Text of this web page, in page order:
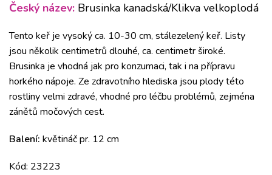
Český název: Brusinka kanadská/Klikva velkoplodá
Tento keř je vysoký ca. 10-30 cm, stálezelený keř. Listy
jsou několik centimetrů dlouhé, ca. centimetr široké.
Brusinka je vhodná jak pro konzumaci, tak i na přípravu
horkého nápoje. Ze zdravotního hlediska jsou plody této
rostliny velmi zdravé, vhodné pro léčbu problémů, zejména
zánětů močových cest.
Balení: květináč pr. 12 cm
Kód: 23223